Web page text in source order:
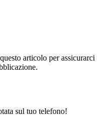
articolo per assicurarci
sul tuo telefono!